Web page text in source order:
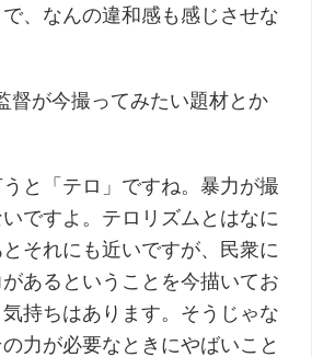
、なんの違和感も感じさせな
督が今撮ってみたい題材とか
と「テロ」ですね。暴力が撮
ですよ。テロリズムとはなに
それにも近いですが、民衆に
あるということを今描いてお
持ちはあります。そうじゃな
力が必要なときにやばいこと